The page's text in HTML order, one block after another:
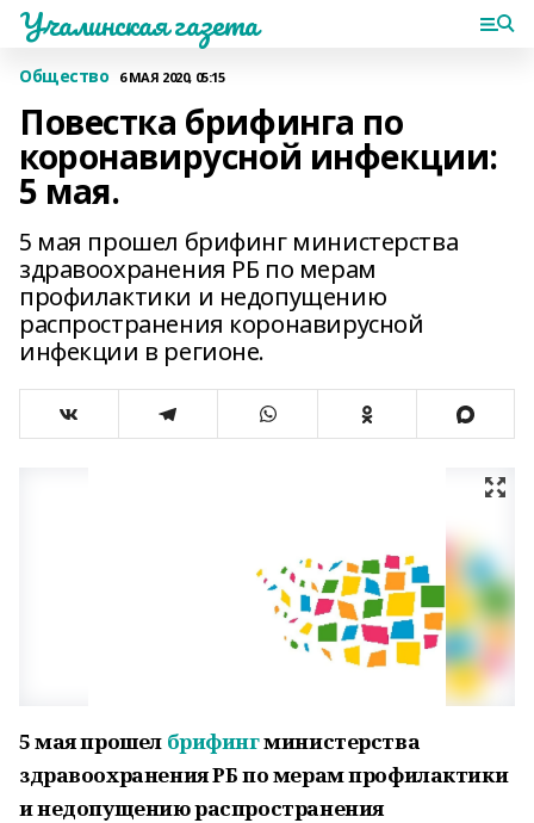
Учалинская газета
Общество 6 МАЯ 2020, 05:15
Повестка брифинга по
коронавирусной инфекции:
5 мая.
5 мая прошел брифинг министерства
здравоохранения РБ по мерам
профилактики и недопущению
распространения коронавирусной
инфекции в регионе.
5 мая прошел брифингминистерства
здравоохранения РБ по мерам профилактики
и недопущению распространения